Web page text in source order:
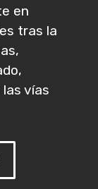
en
tras la
vías